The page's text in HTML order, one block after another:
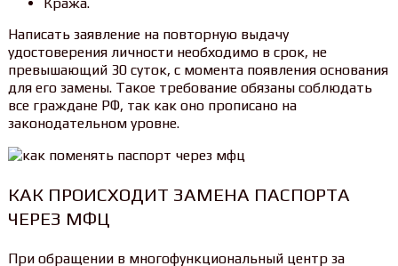
Написать заявление на повторную выдачу
удостоверения личности необходимо в срок, не
превышающий 30 суток, с момента появления основания
для его замены. Такое требование обязаны соблюдать
все граждане РФ, так как оно прописано на
законодательном уровне.
КАК ПРОИСХОДИТ ЗАМЕНА ПАСПОРТА
ЧЕРЕЗ МФЦ
При обращении в многофункциональный центр за